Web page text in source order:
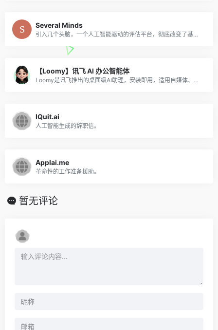
Several Minds
引入几个头脑，一个人工智能驱动的评估平台，彻底改变了基于价值的公司的招聘。我们的全面评估确定了成长心态，领导力和团队合作者候选人，以建立强大，成功的团队并提高公司绩效。
【Loomy】讯飞 AI 办公智能体
Loomy是讯飞推出的桌面级AI助理，安装即用，适用自媒体、办公、日程等场景，能学习你的工作习惯，越用越懂你。
IQuit.ai
人工智能生成的辞职信。
Applai.me
革命性的工作准备援助。
暂无评论